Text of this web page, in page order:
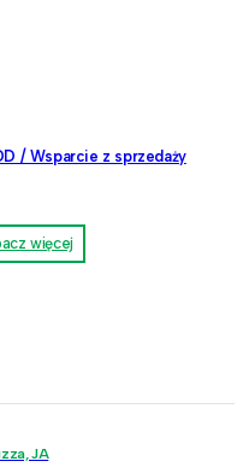
/ Wsparcie z sprzedaży
więcej
JA